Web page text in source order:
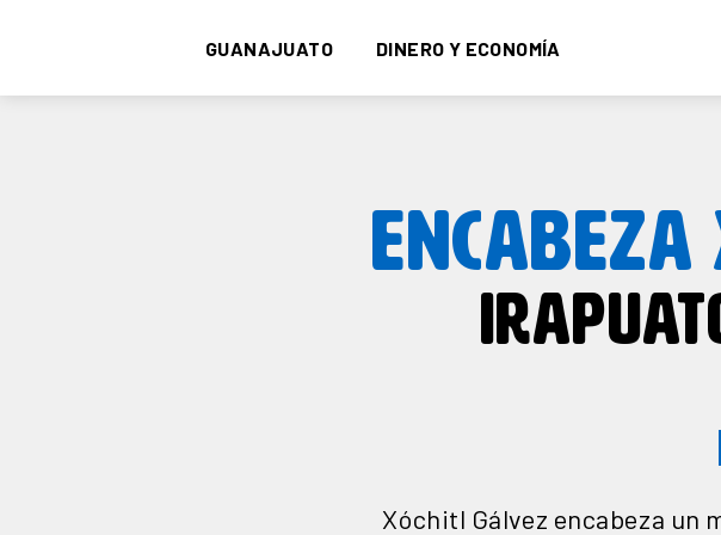
GUANAJUATO DINERO Y ECONOMÍA
ENCABEZA
Xóchitl Gálvez encabeza un